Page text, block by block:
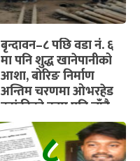
बृन्दावन–८ पछि वडा नं. ६
मा पनि शुद्ध खानेपानीको
आशा, बोरिङ निर्माण
अन्तिम चरणमा ओभरहेड
ट्यांकीको काम पनि चाँडै
सुरु हुने